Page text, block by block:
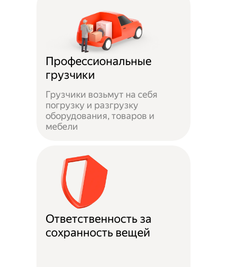
Профессиональные
грузчики
Грузчики возьмут на себя
погрузку и разгрузку
оборудования, товаров и
мебели
Ответственность за
сохранность вещей